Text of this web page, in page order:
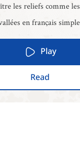
les reliefs comme
en français
Play
Read